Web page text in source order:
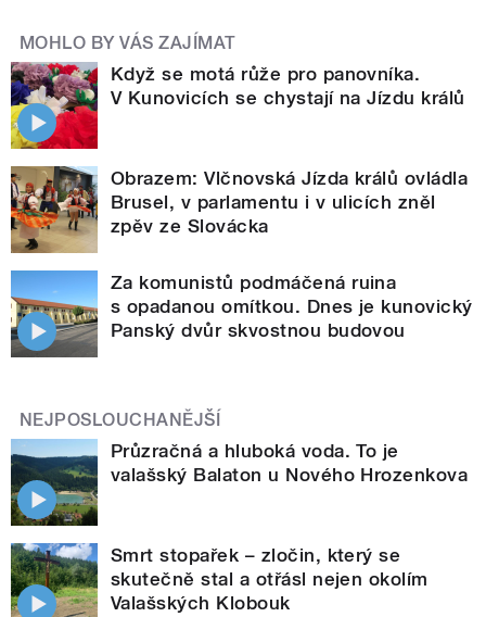
MOHLO BY VÁS ZAJÍMAT
Když se motá růže pro panovníka.
V Kunovicích se chystají na Jízdu králů
Obrazem: Vlčnovská Jízda králů ovládla
Brusel, v parlamentu i v ulicích zněl
zpěv ze Slovácka
Za komunistů podmáčená ruina
s opadanou omítkou. Dnes je kunovický
Panský dvůr skvostnou budovou
NEJPOSLOUCHANĚJŠÍ
Průzračná a hluboká voda. To je
valašský Balaton u Nového Hrozenkova
Smrt stopařek – zločin, který se
skutečně stal a otřásl nejen okolím
Valašských Klobouk